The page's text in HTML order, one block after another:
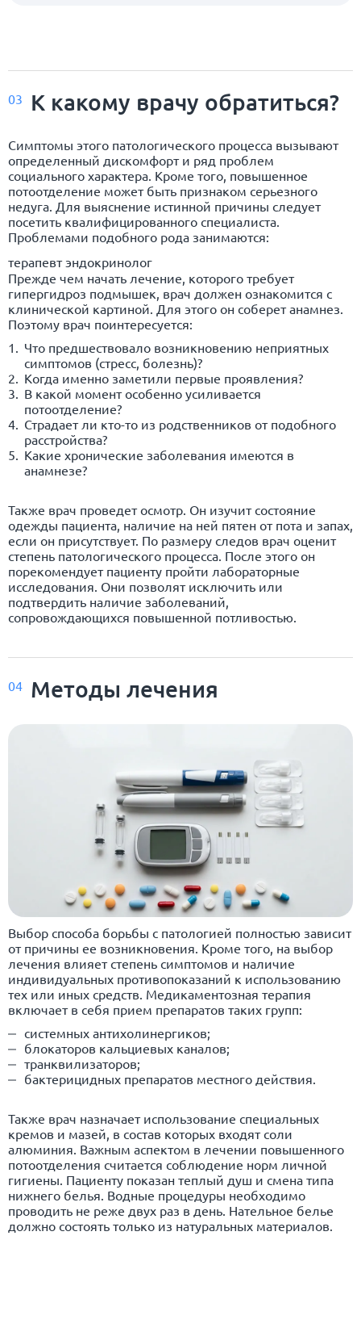
03 К какому врачу обратиться?
Симптомы этого патологического процесса вызывают
определенный дискомфорт и ряд проблем
социального характера. Кроме того, повышенное
потоотделение может быть признаком серьезного
недуга. Для выяснение истинной причины следует
посетить квалифицированного специалиста.
Проблемами подобного рода занимаются:
терапевт эндокринолог
Прежде чем начать лечение, которого требует
гипергидроз подмышек, врач должен ознакомится с
клинической картиной. Для этого он соберет анамнез.
Поэтому врач поинтересуется:
Что предшествовало возникновению неприятных
симптомов (стресс, болезнь)?
Когда именно заметили первые проявления?
В какой момент особенно усиливается
потоотделение?
Страдает ли кто-то из родственников от подобного
расстройства?
Какие хронические заболевания имеются в
анамнезе?
Также врач проведет осмотр. Он изучит состояние
одежды пациента, наличие на ней пятен от пота и запах,
если он присутствует. По размеру следов врач оценит
степень патологического процесса. После этого он
порекомендует пациенту пройти лабораторные
исследования. Они позволят исключить или
подтвердить наличие заболеваний,
сопровождающихся повышенной потливостью.
04 Методы лечения
Выбор способа борьбы с патологией полностью зависит
от причины ее возникновения. Кроме того, на выбор
лечения влияет степень симптомов и наличие
индивидуальных противопоказаний к использованию
тех или иных средств. Медикаментозная терапия
включает в себя прием препаратов таких групп:
системных антихолинергиков;
блокаторов кальциевых каналов;
транквилизаторов;
бактерицидных препаратов местного действия.
Также врач назначает использование специальных
кремов и мазей, в состав которых входят соли
алюминия. Важным аспектом в лечении повышенного
потоотделения считается соблюдение норм личной
гигиены. Пациенту показан теплый душ и смена типа
нижнего белья. Водные процедуры необходимо
проводить не реже двух раз в день. Нательное белье
должно состоять только из натуральных материалов.